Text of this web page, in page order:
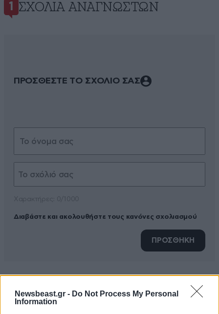
Newsbeast.gr - Do Not Process My Personal
Information
1 ΣΧΌΛΙΑ ΑΝΑΓΝΩΣΤΏΝ
ΠΡΟΣΘΕΣΤΕ ΤΟ ΣΧΟΛΙΟ ΣΑΣ
Διαβάστε και ακολουθήστε τους κανόνες σχολιασμού
ΠΡΟΣΘΗΚΗ
Παπαδουκακης Στέλιος 05·06·2026 17:14